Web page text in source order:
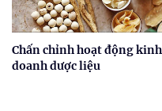
Chấn chỉnh hoạt động kinh
doanh dược liệu